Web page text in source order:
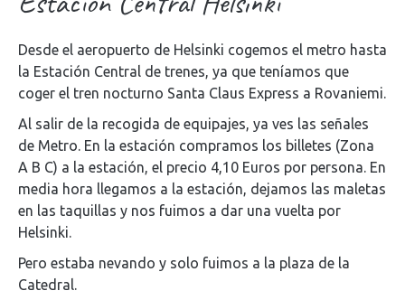
Desde el aeropuerto de Helsinki cogemos el metro hasta
la Estación Central de trenes, ya que teníamos que
coger el tren nocturno Santa Claus Express a Rovaniemi.
Al salir de la recogida de equipajes, ya ves las señales
de Metro. En la estación compramos los billetes (Zona
A B C) a la estación, el precio 4,10 Euros por persona. En
media hora llegamos a la estación, dejamos las maletas
en las taquillas y nos fuimos a dar una vuelta por
Helsinki.
Pero estaba nevando y solo fuimos a la plaza de la
Catedral.